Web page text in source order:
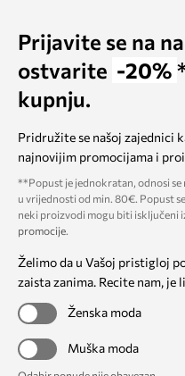
Prijavite se na
ostvarite -20%
kupnju.
Pridružite se našoj zajednici
najnovijim promocijama i
**Popust je jednokratan, odnosi se
u vrijednosti od min. 80€. Popust
neki proizvodi mogu biti isključeni
promocije.
Želimo da u Vašoj pristigloj
zaista zanima. Recite nam, je
Ženska moda
Muška moda